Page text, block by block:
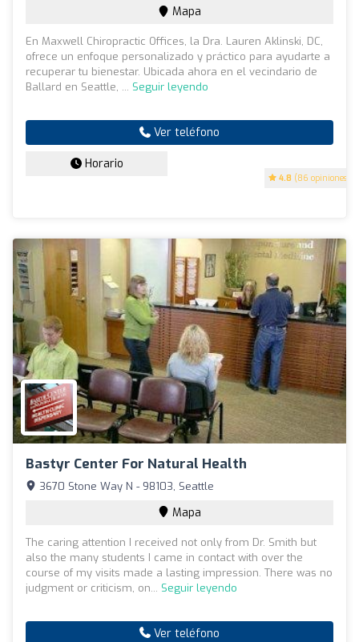
4.8 (86 opiniones)
Mapa
En Maxwell Chiropractic Offices, la Dra. Lauren Aklinski, DC,
ofrece un enfoque personalizado y práctico para ayudarte a
recuperar tu bienestar. Ubicada ahora en el vecindario de
Ballard en Seattle, ... Seguir leyendo
Ver teléfono
Horario
Bastyr Center For Natural Health
3670 Stone Way N - 98103, Seattle
Mapa
The caring attention I received not only from Dr. Smith but
also the many students I came in contact with over the
course of my visits made a lasting impression. There was no
judgment or criticism, on... Seguir leyendo
Ver teléfono